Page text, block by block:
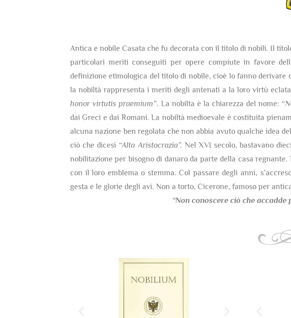
Antica e nobile Casata che fu decorata con il titolo di nobili. Il
particolari meriti conseguiti per opere compiute in favore
definizione etimologica del titolo di nobile, cioè lo fanno derivare
la nobiltà rappresenta i meriti degli antenati a la loro virtù
honor virtutis praemium”. La nobilta è la chiarezza del nome: “
dai Greci e dai Romani. La nobiltà medioevale è costituita
alcuna nazione ben regolata che non abbia avuto qualche idea
ciò che dicesi “Alta Aristocrazia”. Nel XVI secolo, bastavano
nobilitazione per bisogno di danaro da parte della casa
con il loro emblema o stemma. Col passare degli anni,
gesta e le glorie degli avi. Non a torto, Cicerone, famoso per
“Non conoscere ciò che accadde